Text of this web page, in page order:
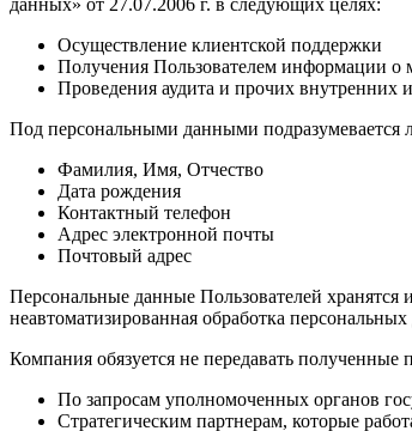
данных» от 27.07.2006 г. в следующих целях:
Осуществление клиентской поддержки
Получения Пользователем информации о
Проведения аудита и прочих внутренних
Под персональными данными подразумевается
Фамилия, Имя, Отчество
Дата рождения
Контактный телефон
Адрес электронной почты
Почтовый адрес
Персональные данные Пользователей хранятся
неавтоматизированная обработка
Компания обязуется не передавать
По запросам уполномоченных органов
Стратегическим партнерам, которые